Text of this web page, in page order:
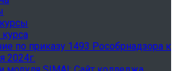
по приказу 1493 Рособрнадзора к
2024г.